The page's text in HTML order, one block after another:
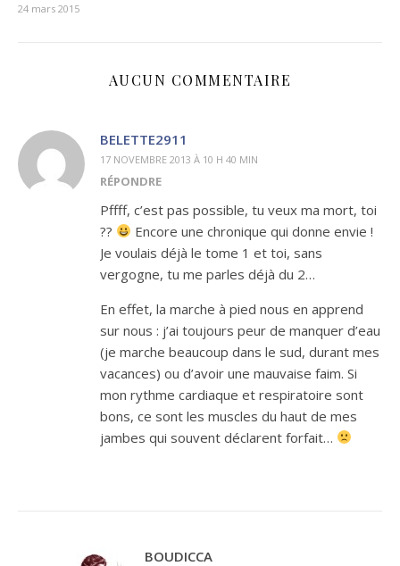
24 mars 2015
AUCUN COMMENTAIRE
BELETTE2911
17 NOVEMBRE 2013 À 10 H 40 MIN
RÉPONDRE
Pffff, c’est pas possible, tu veux ma mort, toi
??
Encore une chronique qui donne envie !
Je voulais déjà le tome 1 et toi, sans
vergogne, tu me parles déjà du 2…
En effet, la marche à pied nous en apprend
sur nous : j’ai toujours peur de manquer d’eau
(je marche beaucoup dans le sud, durant mes
vacances) ou d’avoir une mauvaise faim. Si
mon rythme cardiaque et respiratoire sont
bons, ce sont les muscles du haut de mes
jambes qui souvent déclarent forfait…
BOUDICCA